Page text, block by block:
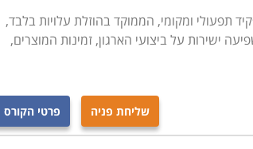
תפעולי ומקומי, הממוקד בהוזלת עלויות בלבד,
ישירות על ביצועי הארגון, זמינות המוצרים,
שליחת פניה פרטי הקורס